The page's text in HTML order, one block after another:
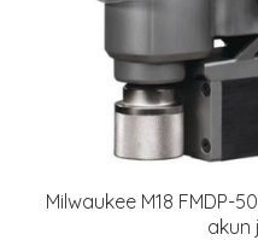
Milwaukee M18 FMDP-
akun